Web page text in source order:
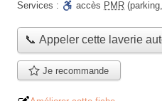
Services :
accès PMR
📞 Appeler cette laverie
Je recommande